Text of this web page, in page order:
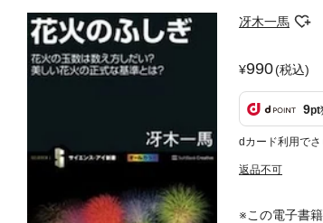
冴木一馬
990(税込)
9pt
dカード利用で
返品不可
※この電子書